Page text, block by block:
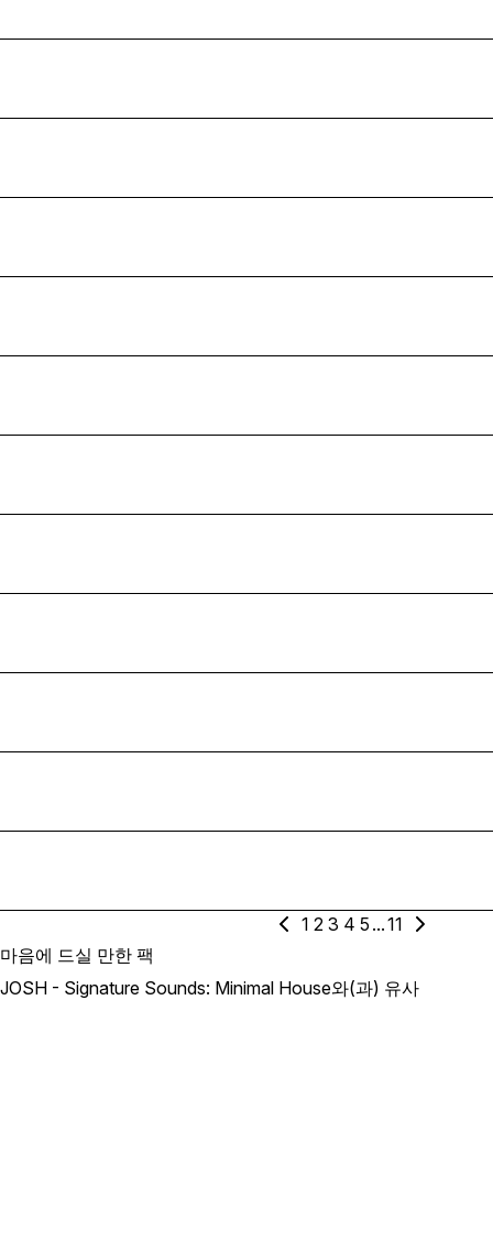
1 2 3 4 5 ...11
마음에 드실 만한 팩
JOSH - Signature Sounds: Minimal House와(과) 유사